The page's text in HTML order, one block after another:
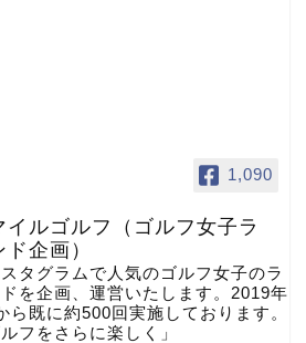
1,090
イルゴルフ（ゴルフ女子ラ
ド企画）
タグラムで人気のゴルフ女子のラ
を企画、運営いたします。2019年
ら既に約500回実施しております。
ルフをさらに楽しく」